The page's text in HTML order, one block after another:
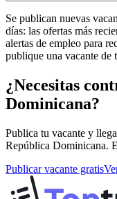
Se publican nuevas
días: las ofertas más
alertas de empleo para
publique una vacante de
¿Necesitas
Dominicana?
Publica tu vacante y
República Dominicana.
Publicar vacante gratis